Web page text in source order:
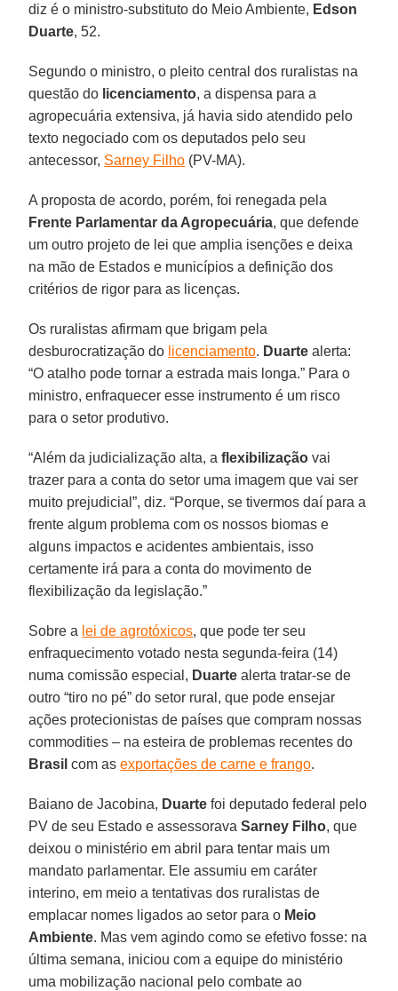
diz é o ministro-substituto do Meio Ambiente, Edson
Duarte, 52.
Segundo o ministro, o pleito central dos ruralistas na
questão do licenciamento, a dispensa para a
agropecuária extensiva, já havia sido atendido pelo
texto negociado com os deputados pelo seu
antecessor, Sarney Filho (PV-MA).
A proposta de acordo, porém, foi renegada pela
Frente Parlamentar da Agropecuária, que defende
um outro projeto de lei que amplia isenções e deixa
na mão de Estados e municípios a definição dos
critérios de rigor para as licenças.
Os ruralistas afirmam que brigam pela
desburocratização do licenciamento. Duarte alerta:
“O atalho pode tornar a estrada mais longa.” Para o
ministro, enfraquecer esse instrumento é um risco
para o setor produtivo.
“Além da judicialização alta, aflexibilização vai
trazer para a conta do setor uma imagem que vai ser
muito prejudicial”, diz. “Porque, se tivermos daí para a
frente algum problema com os nossos biomas e
alguns impactos e acidentes ambientais, isso
certamente irá para a conta do movimento de
flexibilização da legislação.”
Sobre a lei de agrotóxicos, que pode ter seu
enfraquecimento votado nesta segunda-feira (14)
numa comissão especial, Duarte alerta tratar-se de
outro “tiro no pé” do setor rural, que pode ensejar
ações protecionistas de países que compram nossas
commodities – na esteira de problemas recentes do
Brasil com asexportações de carne e frango.
Baiano de Jacobina, Duarte foi deputado federal pelo
PV de seu Estado e assessoravaSarney Filho, que
deixou o ministério em abril para tentar mais um
mandato parlamentar. Ele assumiu em caráter
interino, em meio a tentativas dos ruralistas de
emplacar nomes ligados ao setor para o Meio
Ambiente. Mas vem agindo como se efetivo fosse: na
última semana, iniciou com a equipe do ministério
uma mobilização nacional pelo combate ao